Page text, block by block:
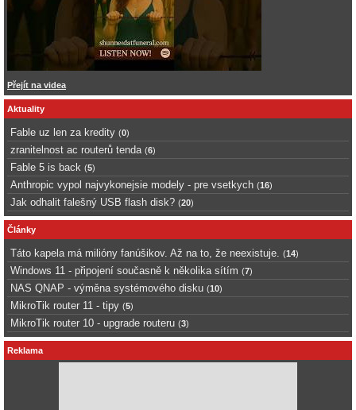
Přejít na videa
Aktuality
Fable uz len za kredity (0)
zranitelnost ac routerů tenda (6)
Fable 5 is back (5)
Anthropic vypol najvykonejsie modely - pre vsetkych (16)
Jak odhalit falešný USB flash disk? (20)
Články
Táto kapela má milióny fanúšikov. Až na to, že neexistuje. (14)
Windows 11 - připojení současně k několika sítím (7)
NAS QNAP - výměna systémového disku (10)
MikroTik router 11 - tipy (5)
MikroTik router 10 - upgrade routeru (3)
Reklama